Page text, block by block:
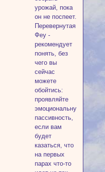
урожай, пока
он не поспеет.
Перевернутая
Феу -
рекомендует
понять, без
чего вы
сейчас
можете
обойтись:
проявляйте
эмоциональную
пассивность,
если вам
будет
казаться, что
на первых
парах что-то